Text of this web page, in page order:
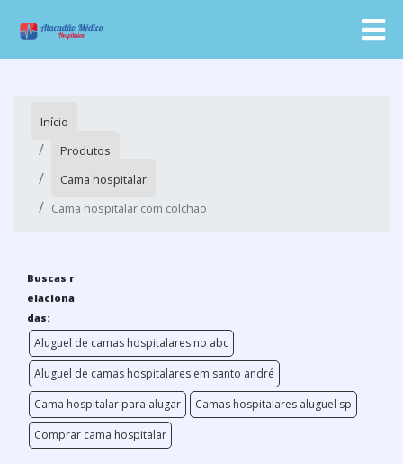
Início
Produtos
Cama hospitalar
Cama hospitalar com colchão
Buscas r
elaciona
das:
Aluguel de camas hospitalares no abc
Aluguel de camas hospitalares em santo andré
Cama hospitalar para alugar
Camas hospitalares aluguel sp
Comprar cama hospitalar